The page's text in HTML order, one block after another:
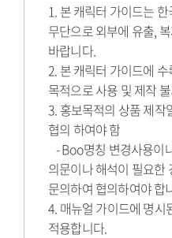
1. 본 캐릭터 가이드는
무단으로 외부에 유출,
바랍니다.
2. 본 캐릭터 가이드에
목적으로 사용 및 제작
3. 홍보목적의 상품 제작
협의 하여야 함
- Boo명칭 변경사용이
의문이나 해석이 필요한
문의하여 협의하여야 합
4. 매뉴얼 가이드에 명시
적용합니다.